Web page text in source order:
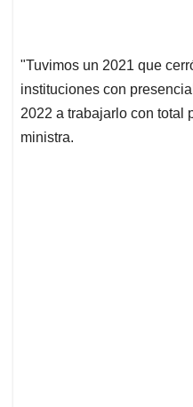
"Tuvimos un 2021 que
instituciones con
2022 a trabajarlo con total
ministra.